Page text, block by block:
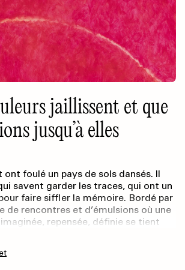
jaillissent et que
jusqu’à elles
ont foulé un pays de sols dansés. Il
savent garder les traces, qui ont un
faire siffler la mémoire. Bordé par
de rencontres et d’émulsions où une
repensée, définie se tient
passage du temps, veillé par